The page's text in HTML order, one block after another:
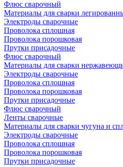
Флюс сварочный
Материалы для сварки
Электроды сварочные
Проволока сплошная
Проволока порошковая
Прутки присадочные
Флюс сварочный
Материалы для сварки
Электроды сварочные
Проволока сплошная
Проволока порошковая
Прутки присадочные
Флюс сварочный
Ленты сварочные
Материалы для сварки чугуна и
Электроды сварочные
Проволока сплошная
Проволока порошковая
Прутки присадочные